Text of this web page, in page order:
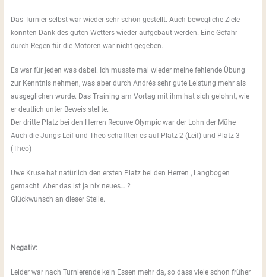
Das Turnier selbst war wieder sehr schön gestellt. Auch bewegliche Ziele
konnten Dank des guten Wetters wieder aufgebaut werden. Eine Gefahr
durch Regen für die Motoren war nicht gegeben.
Es war für jeden was dabei. Ich musste mal wieder meine fehlende Übung
zur Kenntnis nehmen, was aber durch Andrès sehr gute Leistung mehr als
ausgeglichen wurde. Das Training am Vortag mit ihm hat sich gelohnt, wie
er deutlich unter Beweis stellte.
Der dritte Platz bei den Herren Recurve Olympic war der Lohn der Mühe
Auch die Jungs Leif und Theo schafften es auf Platz 2 (Leif) und Platz 3
(Theo)
Uwe Kruse hat natürlich den ersten Platz bei den Herren , Langbogen
gemacht. Aber das ist ja nix neues….?
Glückwunsch an dieser Stelle.
Negativ:
Leider war nach Turnierende kein Essen mehr da, so dass viele schon früher